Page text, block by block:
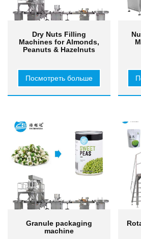
Dry Nuts Filling
Machines for Almonds,
Peanuts & Hazelnuts
Посмотреть больше
Granule packaging
machine